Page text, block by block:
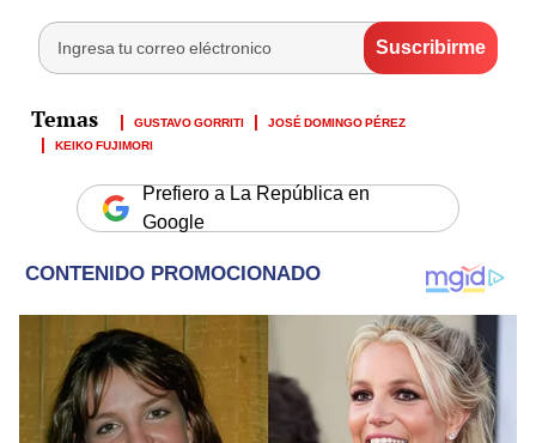
GUSTAVO GORRITI
JOSÉ DOMINGO PÉREZ
KEIKO FUJIMORI
Prefiero a La República en
Google